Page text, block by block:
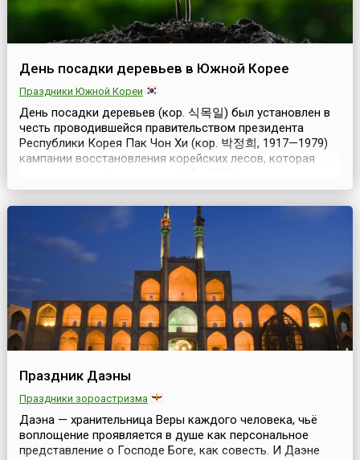
День посадки деревьев в Южной Корее
Праздники Южной Кореи
День посадки деревьев (кор. 식목일) был установлен в
честь проводившейся правительством президента
Республики Корея Пак Чон Хи (кор. 박정희, 1917—1979)
кампании восстановления корейских лесов, которая
был государственным выходным в стране, но и сейчас
сохранились традиции празднования. В этот день
многие жители Южной Кореи принимают участие в
работах...
Праздник Даэны
Праздники зороастризма
Даэна — хранительница Веры каждого человека, чьё
воплощение проявляется в душе как персональное
представление о Господе Боге, как совесть. И Даэне